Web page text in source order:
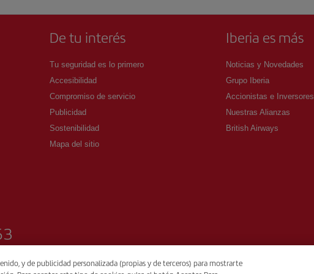
De tu interés
Tu seguridad es lo primero
Accesibilidad
Compromiso de servicio
Publicidad
Sostenibilidad
Mapa del sitio
Iberia es más
Noticias y Novedades
Grupo Iberia
Accionistas e Inversores
Nuestras Alianzas
British Airways
y de publicidad personalizada (propias y de terceros) para mostrarte